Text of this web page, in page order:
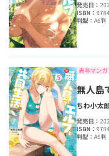
発売日：
ISBN：
判型： A6判
青年マンガ
無人島
ちわ小太
発売日：
ISBN：
判型： A6判